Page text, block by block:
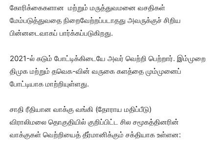
கோரிக்கைகளான மற்றும் மருத்துவமனை வசதிகள்
மேம்படுத்துவதை நிறைவேற்றப்படாதது அவருக்குச் சிறிய
பின்னடைவாகப் பார்க்கப்படுகிறது.
2021-ல் கடும் போட்டிக்கிடையே அவர் வெற்றி பெற்றார். இம்முறை
திமுக மற்றும் தவெக-வின் வருகை களத்தை மும்முனைப்
போட்டியாக மாற்றியுள்ளது.
சாதி ரீதியான வாக்கு வங்கி (தோராய மதிப்பீடு)
விராலிமலை தொகுதியில் குறிப்பிட்ட சில சமூகத்தினரின்
வாக்குகள் வெற்றியைத் தீர்மானிக்கும் சக்தியாக உள்ளன: